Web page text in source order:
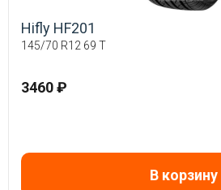
Hifly HF201
145/70 R12 69 T
3460 ₽
В корзину